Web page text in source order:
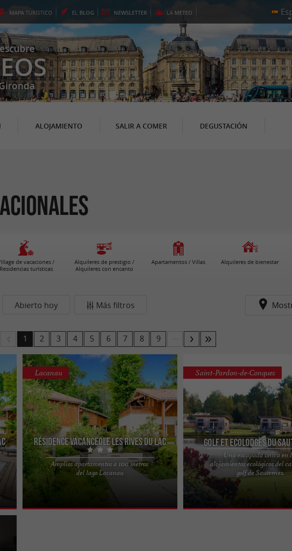
MAPA TURÍSTICO EL BLOG NEWSLETTER LA METEO
ALOJAMIENTO SALIR A COMER DEGUSTACIÓN
de vacaciones /
Residencias turísticas
Alquileres de prestigio /
Alquileres con encanto
Apartamentos / Villas Alquileres de bienestar
Abierto hoy Más filtros
1 2 3 4 5 6 7 8 9
Résidence Vacanceole les Rives du Lac
Amplios apartamentos a 100 metros
del lago Lacanau
Lacanau
¡Bienvenido a la residencia Les Rives du Lac*** !
En un entorno natural, a 100 metros de las playas
Golf et Ecolodges du
Una escapada única en
alojamientos ecológicos del
golf de Sauternes.
Saint-Pardon-de-Conques
Escápate una noche junto al lago.
interludio atemporal. Deje atrás la
disfrute de una ...